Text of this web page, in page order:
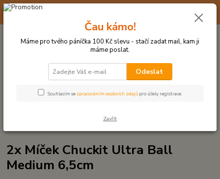
☀️ 10. - 14. SRPNA 2026 MÁME DOVOLENOU ☀️ OBJEDNÁVKY
Hledat
po–pá: 9–17 hod.
za0 Kč
MÍČKY, APORTY, TALÍŘE, HÁZEČE
2x Míček Chuckit Ultra Ball
Medium 6,5cm
Čau kámo!
Máme pro tvého páníčka 100 Kč slevu - stačí zadat mail, kam ji
máme poslat.
Odeslat
Souhlasím se zpracováním osobních údajů pro účely registrace.
Zavřít